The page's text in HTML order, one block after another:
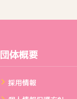
団体概要
採用情報